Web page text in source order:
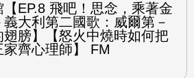
EP.8 飛吧！思念，乘著金
大利第二國歌：威爾第－
翅膀】【怒火中燒時如何把
齊心理師】 FM